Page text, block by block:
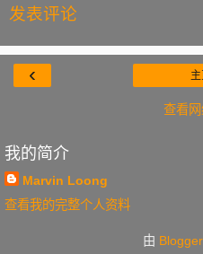
发表评论
‹
查看
我的简介
Marvin Loong
查看我的完整个人资料
由 Blogger